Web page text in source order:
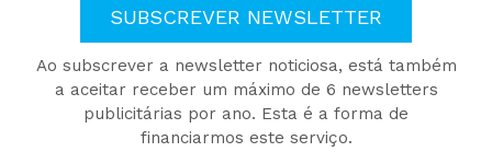
SUBSCREVER NEWSLETTER
Ao subscrever a newsletter noticiosa, está também
a aceitar receber um máximo de 6 newsletters
publicitárias por ano. Esta é a forma de
financiarmos este serviço.